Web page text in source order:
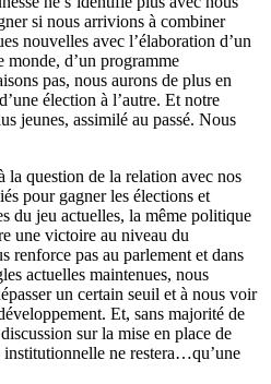
si nous arrivions à combiner
nouvelles avec l’élaboration d’un
monde, d’un programme
pas, nous aurons de plus en
élection à l’autre. Et notre
jeunes, assimilé au passé. Nous
question de la relation avec nos
pour gagner les élections et
du jeu actuelles, la même politique
une victoire au niveau du
renforce pas au parlement et dans
actuelles maintenues, nous
un certain seuil et à nous voir
Et, sans majorité de
sur la mise en place de
ne restera…qu’une